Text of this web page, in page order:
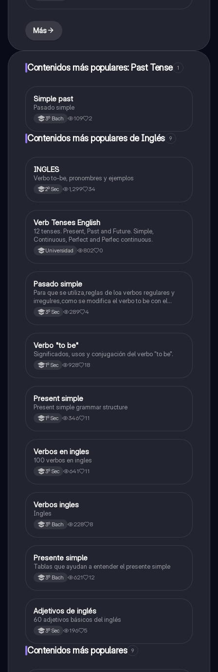
Más
Contenidos más populares: Past Tense 1
Inglés
Simple past
Pasado simple
3º Bach 109 2
Contenidos más populares de Inglés 9
Inglés
INGLES
Verbo to-be, pronombres y ejemplos
2º Sec 1,299 34
VInglés
Verb Tenses English
12 tenses. Present, Past and Future. Simple,
Continuous, Perfect and Perfec continuous.
Universidad 802 0
Inglés
Pasado simple
Para que se utiliza,reglas de loa verbos regulares y
irregulres,como se modifica el verbo to be con el
pasado simple.
3º Sec 289 4
Inglés
Verbo "to be"
Significados, usos y conjugación del verbo "to be".
1º Sec 928 18
Inglés
Present simple
Present simple grammar structure
1º Sec 346 11
Inglés
Verbos en ingles
100 verbos en ingles
3º Sec 641 11
Inglés
Verbos ingles
Ingles
3º Bach 228 8
Inglés
Presente simple
Tablas que ayudan a entender el presente simple
3º Bach 621 12
Inglés
Adjetivos de inglés
60 adjetivos básicos del inglés
3º Sec 196 5
Contenidos más populares 9